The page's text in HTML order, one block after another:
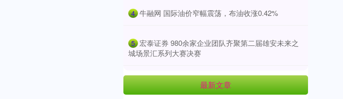
4 ​牛融网 国际油价窄幅震荡，布油收涨0.42%
5 ​宏泰证券 980余家企业团队齐聚第二届雄安未来之
城场景汇系列大赛决赛
最新文章